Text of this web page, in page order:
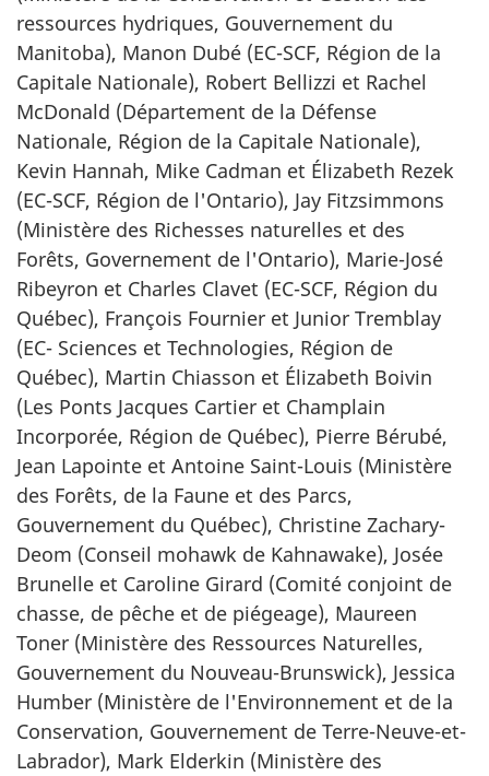
ressources hydriques, Gouvernement du
Manitoba), Manon Dubé (EC-SCF, Région de la
Capitale Nationale), Robert Bellizzi et Rachel
McDonald (Département de la Défense
Nationale, Région de la Capitale Nationale),
Kevin Hannah, Mike Cadman et Élizabeth Rezek
(EC-SCF, Région de l'Ontario), Jay Fitzsimmons
(Ministère des Richesses naturelles et des
Forêts, Governement de l'Ontario), Marie-José
Ribeyron et Charles Clavet (EC-SCF, Région du
Québec), François Fournier et Junior Tremblay
(EC- Sciences et Technologies, Région de
Québec), Martin Chiasson et Élizabeth Boivin
(Les Ponts Jacques Cartier et Champlain
Incorporée, Région de Québec), Pierre Bérubé,
Jean Lapointe et Antoine Saint-Louis (Ministère
des Forêts, de la Faune et des Parcs,
Gouvernement du Québec), Christine Zachary-
Deom (Conseil mohawk de Kahnawake), Josée
Brunelle et Caroline Girard (Comité conjoint de
chasse, de pêche et de piégeage), Maureen
Toner (Ministère des Ressources Naturelles,
Gouvernement du Nouveau-Brunswick), Jessica
Humber (Ministère de l'Environnement et de la
Conservation, Gouvernement de Terre-Neuve-et-
Labrador), Mark Elderkin (Ministère des